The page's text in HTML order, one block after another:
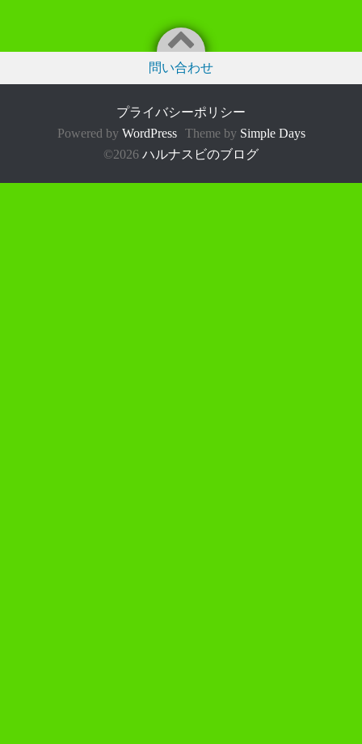
問い合わせ
プライバシーポリシー
Powered by WordPress Theme by Simple Days
©2026 ハルナスビのブログ